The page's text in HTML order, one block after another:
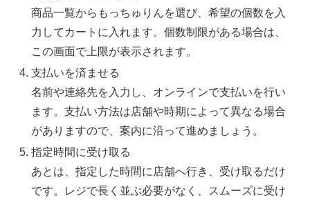
商品一覧からもっちゅりんを選び、希望の個数を入
力してカートに入れます。個数制限がある場合は、
この画面で上限が表示されます。
支払いを済ませる
名前や連絡先を入力し、オンラインで支払いを行い
ます。支払い方法は店舗や時期によって異なる場合
がありますので、案内に沿って進めましょう。
指定時間に受け取る
あとは、指定した時間に店舗へ行き、受け取るだけ
です。レジで長く並ぶ必要がなく、スムーズに受け